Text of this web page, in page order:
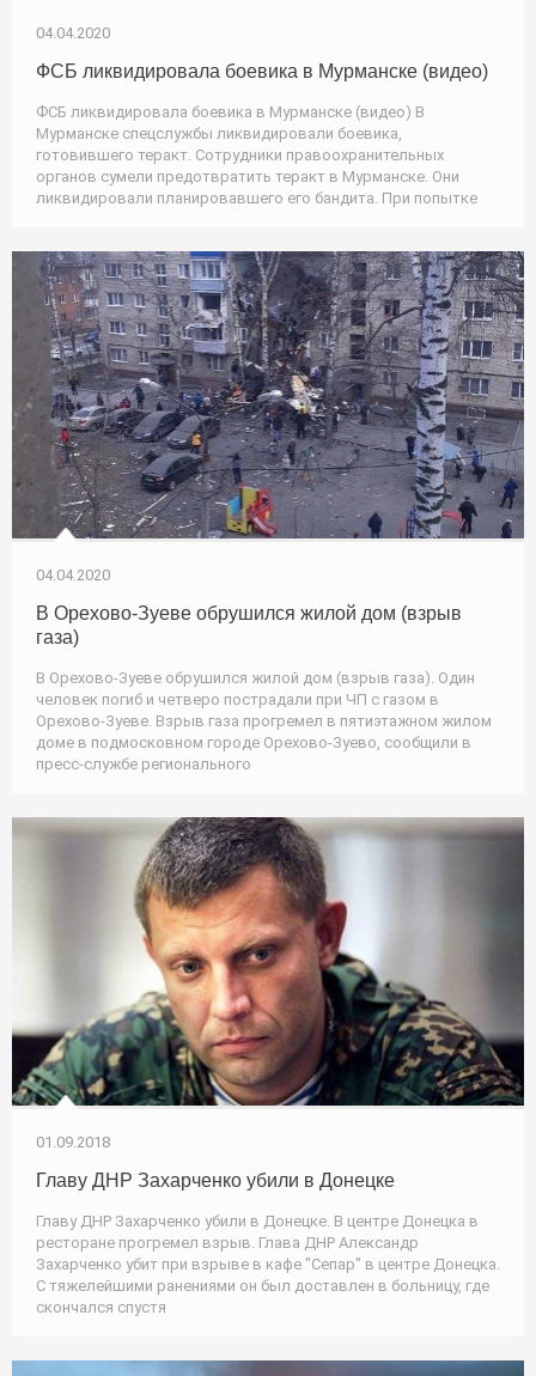
04.04.2020
ФСБ ликвидировала боевика в Мурманске (видео)
ФСБ ликвидировала боевика в Мурманске (видео) В
Мурманске спецслужбы ликвидировали боевика,
готовившего теракт. Сотрудники правоохранительных
органов сумели предотвратить теракт в Мурманске. Они
ликвидировали планировавшего его бандита. При попытке
04.04.2020
В Орехово-Зуеве обрушился жилой дом (взрыв
газа)
В Орехово-Зуеве обрушился жилой дом (взрыв газа). Один
человек погиб и четверо пострадали при ЧП с газом в
Орехово-Зуеве. Взрыв газа прогремел в пятиэтажном жилом
доме в подмосковном городе Орехово-Зуево, сообщили в
пресс-службе регионального
01.09.2018
Главу ДНР Захарченко убили в Донецке
Главу ДНР Захарченко убили в Донецке. В центре Донецка в
ресторане прогремел взрыв. Глава ДНР Александр
Захарченко убит при взрыве в кафе "Сепар" в центре Донецка.
С тяжелейшими ранениями он был доставлен в больницу, где
скончался спустя